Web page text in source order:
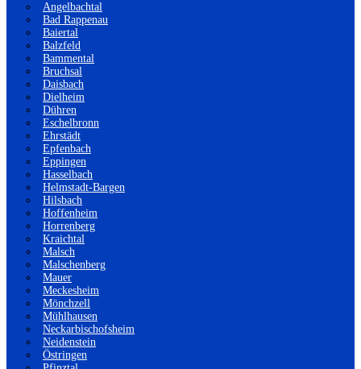
Angelbachtal
Bad Rappenau
Baiertal
Balzfeld
Bammental
Bruchsal
Daisbach
Dielheim
Dühren
Eschelbronn
Ehrstädt
Epfenbach
Eppingen
Hasselbach
Helmstadt-Bargen
Hilsbach
Hoffenheim
Horrenberg
Kraichtal
Malsch
Malschenberg
Mauer
Meckesheim
Mönchzell
Mühlhausen
Neckarbischofsheim
Neidenstein
Östringen